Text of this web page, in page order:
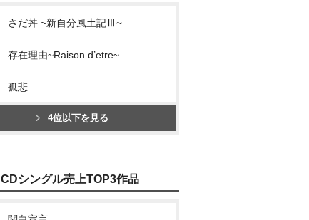
さだ丼 ~新自分風土記Ⅲ~
存在理由~Raison d’etre~
孤悲
4位以下を見る
CDシングル売上TOP3作品